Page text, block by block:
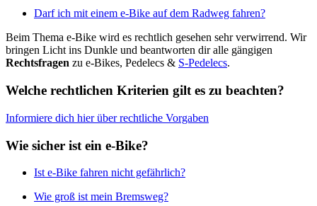
Darf ich mit einem e-Bike auf dem Radweg fahren?
Beim Thema e-Bike wird es rechtlich gesehen sehr verwirrend. Wir
bringen Licht ins Dunkle und beantworten dir alle gängigen
Rechtsfragen zu e-Bikes, Pedelecs & S-Pedelecs.
Welche rechtlichen Kriterien gilt es zu beachten?
Informiere dich hier über rechtliche Vorgaben
Wie sicher ist ein e-Bike?
Ist e-Bike fahren nicht gefährlich?
Wie groß ist mein Bremsweg?